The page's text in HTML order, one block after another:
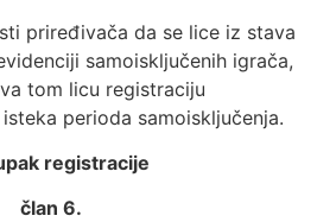
priređivača da se lice iz stava
samoisključenih igrača,
tom licu registraciju
perioda samoisključenja.
registracije
član 6.